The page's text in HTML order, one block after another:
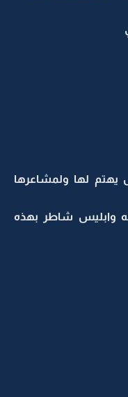
لها ولمشاعرها
وابليس شاطر بهذه